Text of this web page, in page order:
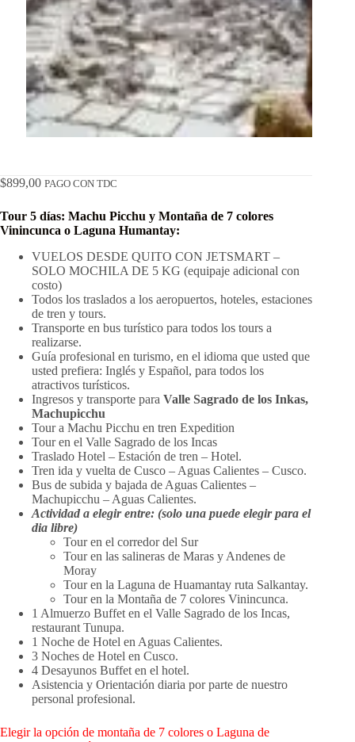
$899,00 PAGO CON TDC
Tour 5 días: Machu Picchu y Montaña de 7 colores
Vinincunca o Laguna Humantay:
VUELOS DESDE QUITO CON JETSMART –
SOLO MOCHILA DE 5 KG (equipaje adicional con
costo)
Todos los traslados a los aeropuertos, hoteles, estaciones
de tren y tours.
Transporte en bus turístico para todos los tours a
realizarse.
Guía profesional en turismo, en el idioma que usted que
usted prefiera: Inglés y Español, para todos los
atractivos turísticos.
Ingresos y transporte para Valle Sagrado de los Inkas,
Machupicchu
Tour a Machu Picchu en tren Expedition
Tour en el Valle Sagrado de los Incas
Traslado Hotel – Estación de tren – Hotel.
Tren ida y vuelta de Cusco – Aguas Calientes – Cusco.
Bus de subida y bajada de Aguas Calientes –
Machupicchu – Aguas Calientes.
Actividad a elegir entre: (solo una puede elegir para el
dia libre)
Tour en el corredor del Sur
Tour en las salineras de Maras y Andenes de
Moray
Tour en la Laguna de Huamantay ruta Salkantay.
Tour en la Montaña de 7 colores Vinincunca.
1 Almuerzo Buffet en el Valle Sagrado de los Incas,
restaurant Tunupa.
1 Noche de Hotel en Aguas Calientes.
3 Noches de Hotel en Cusco.
4 Desayunos Buffet en el hotel.
Asistencia y Orientación diaria por parte de nuestro
personal profesional.
Elegir la opción de montaña de 7 colores o Laguna de